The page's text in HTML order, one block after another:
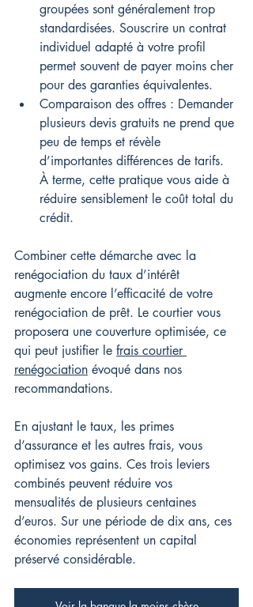
groupées sont généralement trop
standardisées. Souscrire un contrat
individuel adapté à votre profil
permet souvent de payer moins cher
pour des garanties équivalentes.
Comparaison des offres : Demander
plusieurs devis gratuits ne prend que
peu de temps et révèle
d’importantes différences de tarifs.
À terme, cette pratique vous aide à
réduire sensiblement le coût total du
crédit.
Combiner cette démarche avec la
renégociation du taux d’intérêt
augmente encore l’efficacité de votre
renégociation de prêt. Le courtier vous
proposera une couverture optimisée, ce
qui peut justifier le frais courtier
renégociation évoqué dans nos
recommandations.
En ajustant le taux, les primes
d’assurance et les autres frais, vous
optimisez vos gains. Ces trois leviers
combinés peuvent réduire vos
mensualités de plusieurs centaines
d’euros. Sur une période de dix ans, ces
économies représentent un capital
préservé considérable.